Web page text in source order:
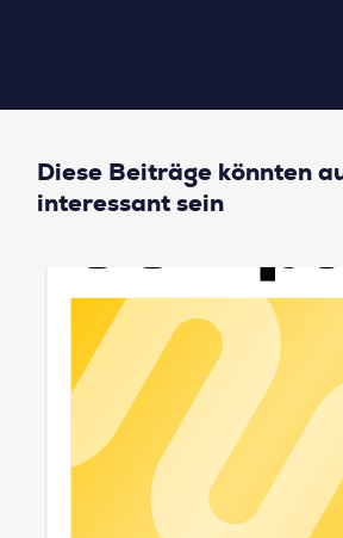
Diese Beiträge könnten
interessant sein